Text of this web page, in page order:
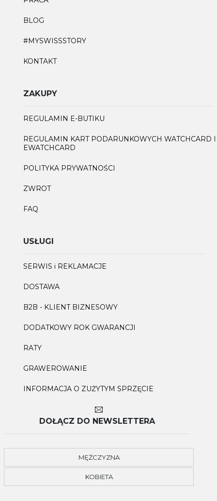
BLOG
#MYSWISSSTORY
KONTAKT
ZAKUPY
REGULAMIN E-BUTIKU
REGULAMIN KART PODARUNKOWYCH WATCHCARD I
EWATCHCARD
POLITYKA PRYWATNOŚCI
ZWROT
FAQ
USŁUGI
SERWIS i REKLAMACJE
DOSTAWA
B2B - KLIENT BIZNESOWY
DODATKOWY ROK GWARANCJI
RATY
GRAWEROWANIE
INFORMACJA O ZUŻYTYM SPRZĘCIE
DOŁĄCZ DO NEWSLETTERA
MĘŻCZYZNA
KOBIETA